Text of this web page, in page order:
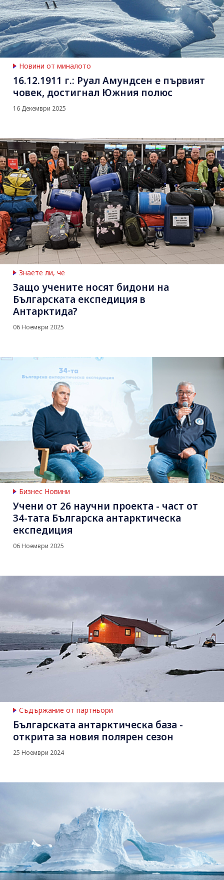
Новини от миналото
16.12.1911 г.: Руал Амундсен е първият
човек, достигнал Южния полюс
16 Декември 2025
Знаете ли, че
Защо учените носят бидони на
Българската експедиция в
Антарктида?
06 Ноември 2025
Бизнес Новини
Учени от 26 научни проекта - част от
34-тата Българска антарктическа
експедиция
06 Ноември 2025
Съдържание от партньори
Българската антарктическа база -
открита за новия полярен сезон
25 Ноември 2024